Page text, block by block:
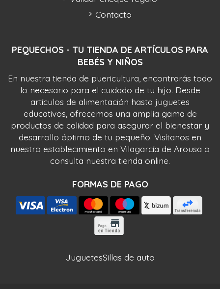
PEQUECHOS - TU TIENDA DE ARTÍCULOS PARA
BEBÉS Y NIÑOS
En nuestra tienda de puericultura, encontrarás todo
lo necesario para el cuidado de tu hijo. Desde
artículos de alimentación hasta juguetes
educativos, ofrecemos una amplia gama de
productos de calidad para asegurar el bienestar y
desarrollo óptimo de tu pequeño. Visítanos en
nuestro establecimiento en Vilagarcía de Arousa o
consulta nuestra tienda online.
FORMAS DE PAGO
Contacto
JuguetesSillas de auto